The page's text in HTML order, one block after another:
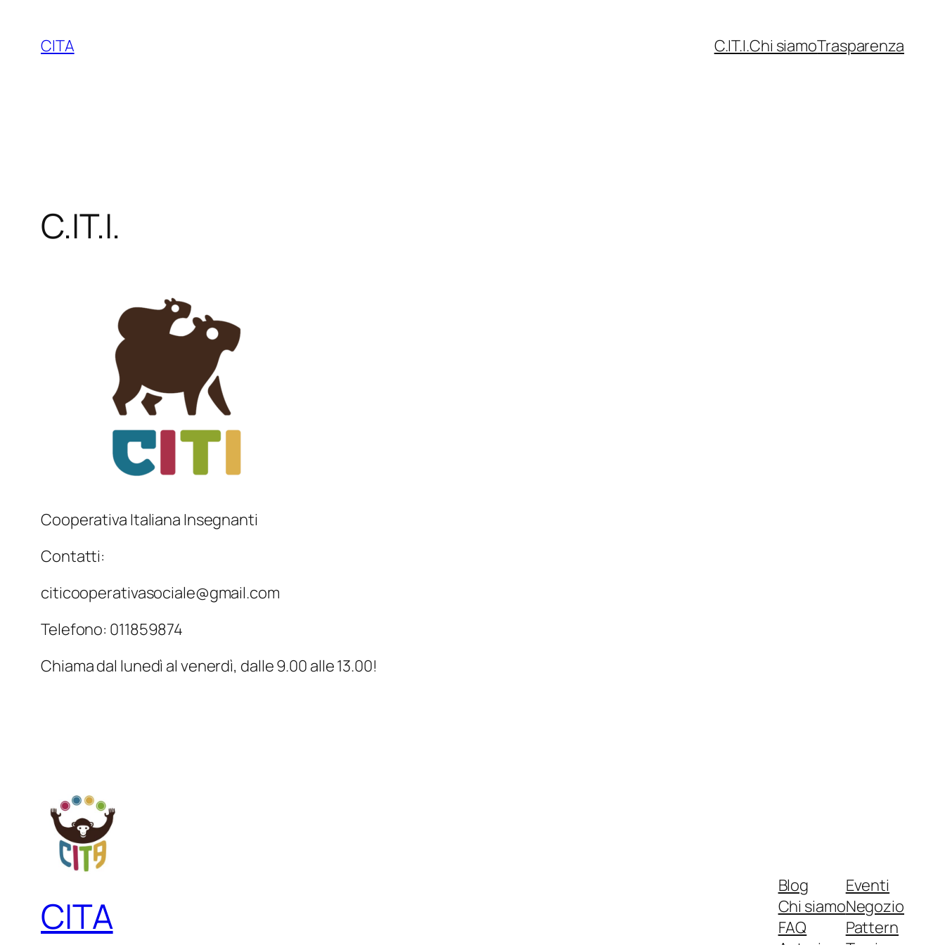
contenuto
CITA C.IT.I.Chi siamoTrasparenza
C.IT.I.
Cooperativa Italiana Insegnanti
Contatti:
citicooperativasociale@gmail.com
Telefono: 011859874
Chiama dal lunedì al venerdì, dalle 9.00 alle 13.00!
CITA
Blog
Chi siamo
FAQ
Eventi
Negozio
Pattern